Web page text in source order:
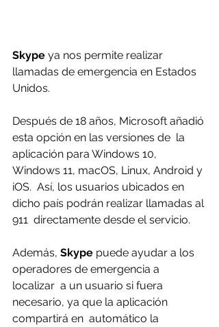
Skype ya nos permite realizar
llamadas de emergencia en Estados
Unidos.
Después de 18 años, Microsoft añadió
esta opción en las versiones de  la
aplicación para Windows 10,
Windows 11, macOS, Linux, Android y
iOS.  Así, los usuarios ubicados en
dicho país podrán realizar llamadas al
911  directamente desde el servicio.
Además, Skype puede ayudar a los
operadores de emergencia a
localizar  a un usuario si fuera
necesario, ya que la aplicación
compartirá en  automático la